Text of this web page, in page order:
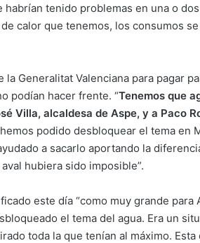
tenido problemas en una o
calor que tenemos, los consumos
Generalitat Valenciana para pagar
podían hacer frente. “Tenemos que
Villa, alcaldesa de Aspe, y a Paco
podido desbloquear el tema en
a sacarlo aportando la
hubiera sido imposible”.
este día “como muy grande para
el tema del agua. Era un
toda la que tenían al máximo. Esta